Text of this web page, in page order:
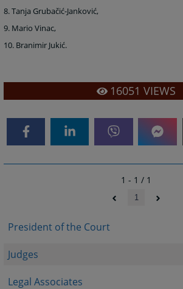
President of the Court
Judges
Legal Associates
8. Tanja Grubačić-Janković,
9. Mario Vinac,
10. Branimir Jukić.
16051 VIEWS
1 - 1 / 1
1